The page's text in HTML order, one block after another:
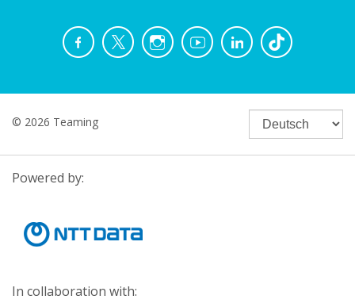
© 2026 Teaming
Powered by:
In collaboration with: